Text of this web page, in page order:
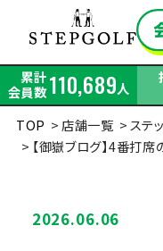
累計
会員数110,689人
TOP
店舗一覧 ステ
【御嶽ブログ】4番打
2026.06.06